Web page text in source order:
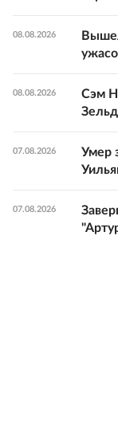
08.08.2026
08.08.2026
Сэм
07.08.2026
Умер
07.08.2026